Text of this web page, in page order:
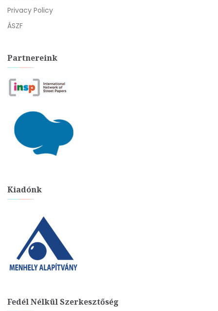
Privacy Policy
ÁSZF
Partnereink
Kiadónk
Fedél Nélkül Szerkesztőség